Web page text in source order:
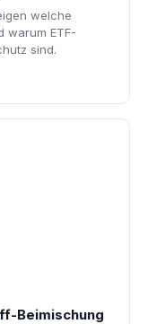
welche
warum ETF-
sind.
Beimischung